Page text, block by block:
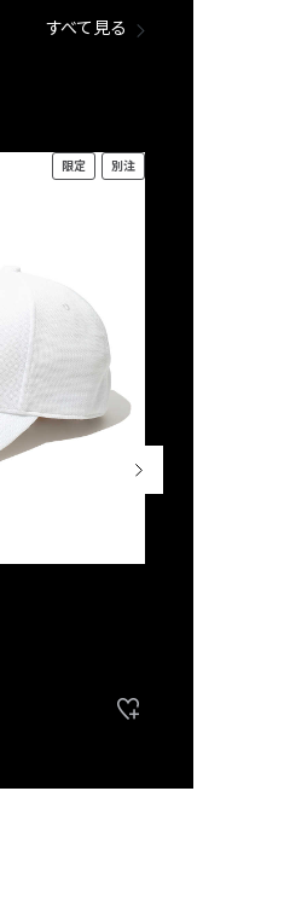
すべて見る
限定 別注